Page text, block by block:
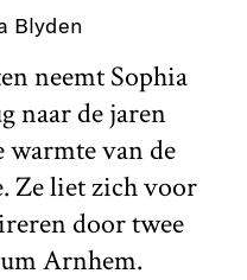
Blyden
neemt Sophia
naar de jaren
warmte van de
Ze liet zich voor
door twee
Arnhem.